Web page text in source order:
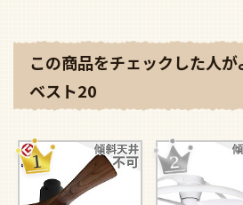
この商品をチェックした人
ベスト20